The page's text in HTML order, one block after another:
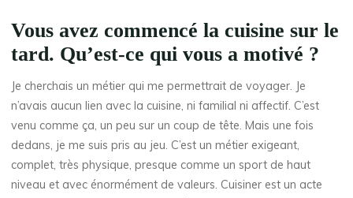
Vous avez commencé la cuisine sur le
tard. Qu’est-ce qui vous a motivé ?
Je cherchais un métier qui me permettrait de voyager. Je
n’avais aucun lien avec la cuisine, ni familial ni affectif. C’est
venu comme ça, un peu sur un coup de tête. Mais une fois
dedans, je me suis pris au jeu. C’est un métier exigeant,
complet, très physique, presque comme un sport de haut
niveau et avec énormément de valeurs. Cuisiner est un acte